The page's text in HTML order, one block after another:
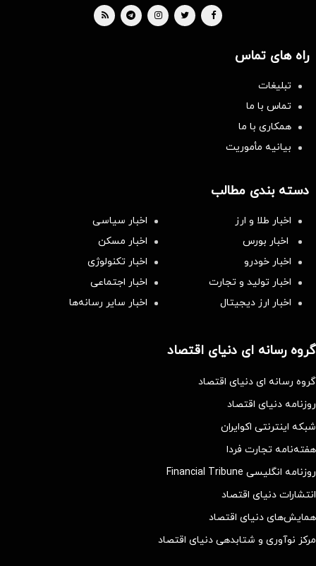
راه های تماس
تبلیغات
تماس با ما
همکاری با ما
بیانیه مأموریت
دسته بندی مطالب
اخبار طلا و ارز
اخبار سیاسی
اخبار بورس
اخبار مسکن
اخبار خودرو
اخبار تکنولوژی
اخبار تولید و تجارت
اخبار اجتماعی
اخبار ارز دیجیتال
اخبار سایر رسانه‌‌ها
گروه رسانه ای دنیای اقتصاد
گروه رسانه ای دنیای اقتصاد
روزنامه دنیای اقتصاد
شبکه اینترنتی اکوایران
هفته‌نامه تجارت فردا
روزنامه انگلیسی Financial Tribune
انتشارات دنیای اقتصاد
همایش‌های دنیای اقتصاد
مرکز نوآوری و شتابدهی دنیای اقتصاد